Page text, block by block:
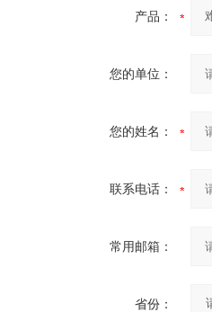
产品：
您的单位：
您的姓名：
联系电话：
常用邮箱：
省份：